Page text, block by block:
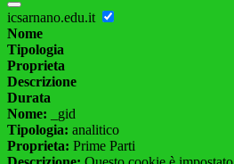
icsarnano.edu.it
Nome
Tipologia
Proprieta
Descrizione
Durata
Nome: _gid
Tipologia: analitico
Proprieta: Prime Parti